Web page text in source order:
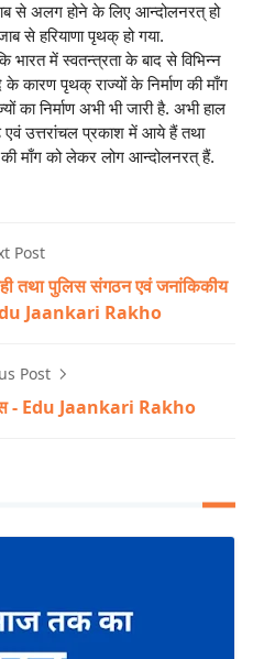
से अलग होने के लिए आन्दोलनरत् हो
से हरियाणा पृथक् हो गया.
भारत में स्वतन्त्रता के बाद से विभिन्न
कारण पृथक् राज्यों के निर्माण की माँग
निर्माण अभी भी जारी है. अभी हाल
एवं उत्तरांचल प्रकाश में आये हैं तथा
माँग को लेकर लोग आन्दोलनरत् हैं.
Post
तथा पुलिस संगठन एवं जनांकिकीय
Edu Jaankari Rakho
Post
- Edu Jaankari Rakho